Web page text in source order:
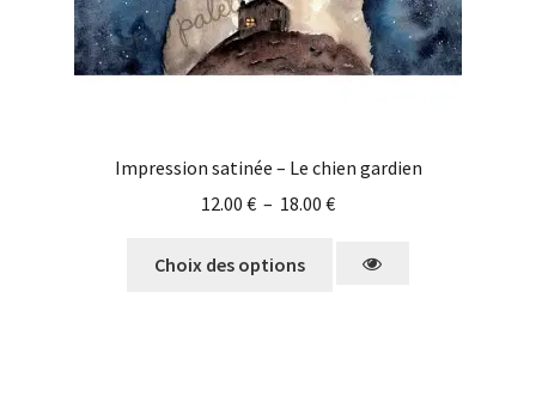
Impression satinée – Le chien gardien
12.00 € – 18.00 €
Choix des options